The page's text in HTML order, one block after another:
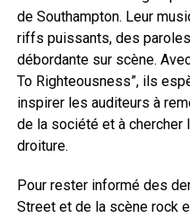
de Southampton. Leur
riffs puissants, des
débordante sur scène.
To Righteousness”, ils
inspirer les auditeurs à
de la société et à chercher
droiture.
Pour rester informé des
Street et de la scène rock